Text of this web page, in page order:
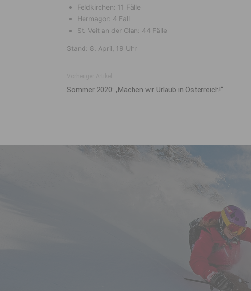
Feldkirchen: 11 Fälle
Hermagor: 4 Fall
St. Veit an der Glan: 44 Fälle
Stand: 8. April, 19 Uhr
Sommer 2020: „Machen wir Urlaub in Österreich!“